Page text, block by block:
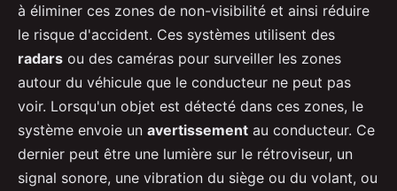
à éliminer ces zones de non-visibilité et ainsi réduire
le risque d'accident. Ces systèmes utilisent des
radars ou des caméras pour surveiller les zones
autour du véhicule que le conducteur ne peut pas
voir. Lorsqu'un objet est détecté dans ces zones, le
système envoie un avertissement au conducteur. Ce
dernier peut être une lumière sur le rétroviseur, un
signal sonore, une vibration du siège ou du volant, ou